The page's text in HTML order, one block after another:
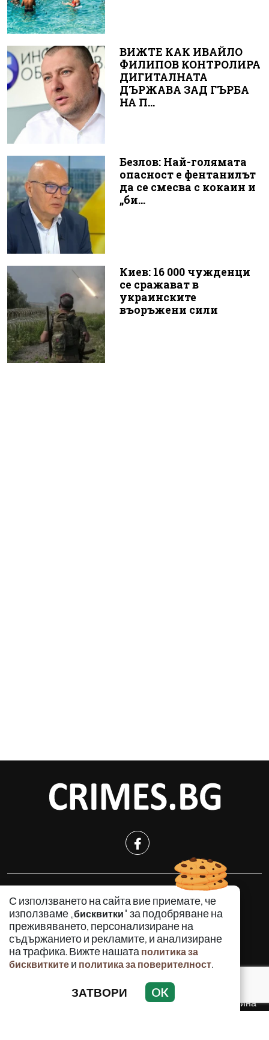
ВИЖТЕ КАК ИВАЙЛО
ФИЛИПОВ КОНТРОЛИРА
ДИГИТАЛНАТА
ДЪРЖАВА ЗАД ГЪРБА
НА П...
Безлов: Най-голямата
опасност е фентанилът
да се смесва с кокаин и
„би...
Киев: 16 000 чужденци
се сражават в
украинските
въоръжени сили
С използването на сайта вие приемате, че
използваме „бисквитки" за подобряване на
преживяването, персонализиране на
съдържанието и рекламите, и анализиране
на трафика. Вижте нашата политика за
бисквитките и политика за поверителност.
ЗАТВОРИ OK
КРИМИНАЛНО
ИНЦИДЕНТИ
АНАЛИЗИ
ПО СВЕТА
ВОДЕЩИ ТЕМИ
Използването и публикуването на част или цялото
съдържание на Crimes.BG без разрешение на Медийна